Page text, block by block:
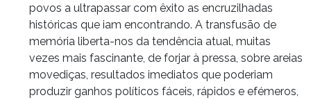
povos a ultrapassar com êxito as encruzilhadas
históricas que iam encontrando. A transfusão de
memória liberta-nos da tendência atual, muitas
vezes mais fascinante, de forjar à pressa, sobre areias
movediças, resultados imediatos que poderiam
produzir ganhos políticos fáceis, rápidos e efémeros,